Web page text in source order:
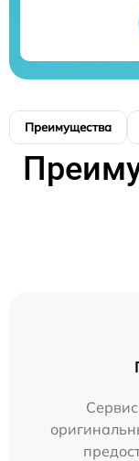
Преимущества